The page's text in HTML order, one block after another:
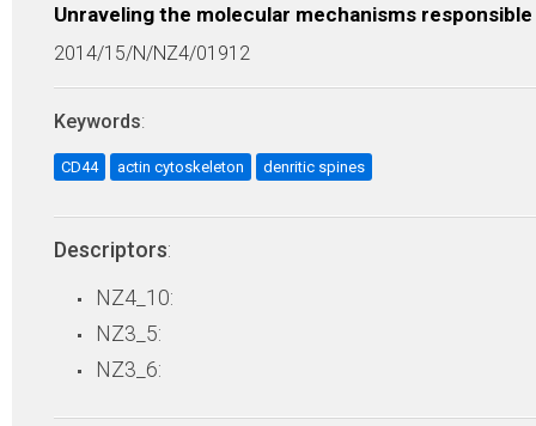
Unraveling the molecular mechanisms
2014/15/N/NZ4/01912
Keywords:
CD44 actin cytoskeleton denritic spines
Descriptors:
NZ4_10:
NZ3_5:
NZ3_6: